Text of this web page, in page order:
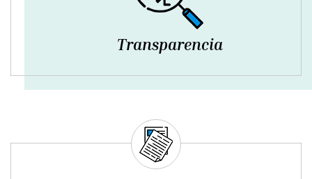
Transparencia